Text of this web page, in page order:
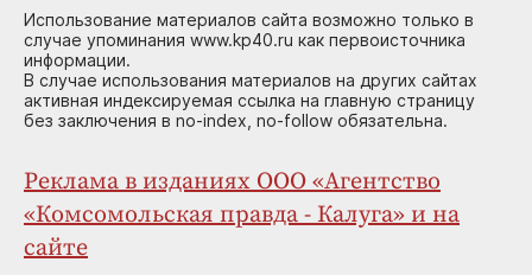
Использование материалов сайта возможно только в
случае упоминания www.kp40.ru как первоисточника
информации.
В случае использования материалов на других сайтах
активная индексируемая ссылка на главную страницу
без заключения в no-index, no-follow обязательна.
Реклама в изданиях ООО «Агентство
«Комсомольская правда - Калуга» и на
сайте